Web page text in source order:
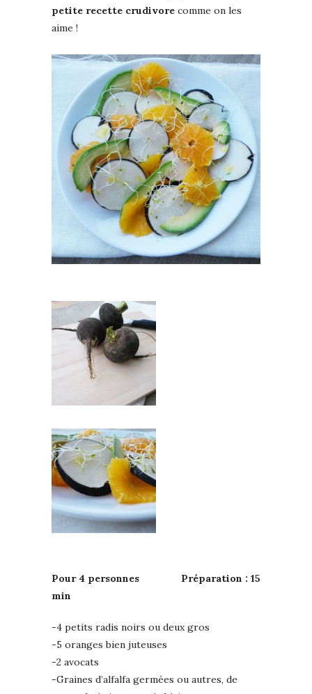
petite recette crudivore comme on les
aime !
Pour 4 personnes Préparation : 15
min
-4 petits radis noirs ou deux gros
-5 oranges bien juteuses
-2 avocats
-Graines d’alfalfa germées ou autres, de